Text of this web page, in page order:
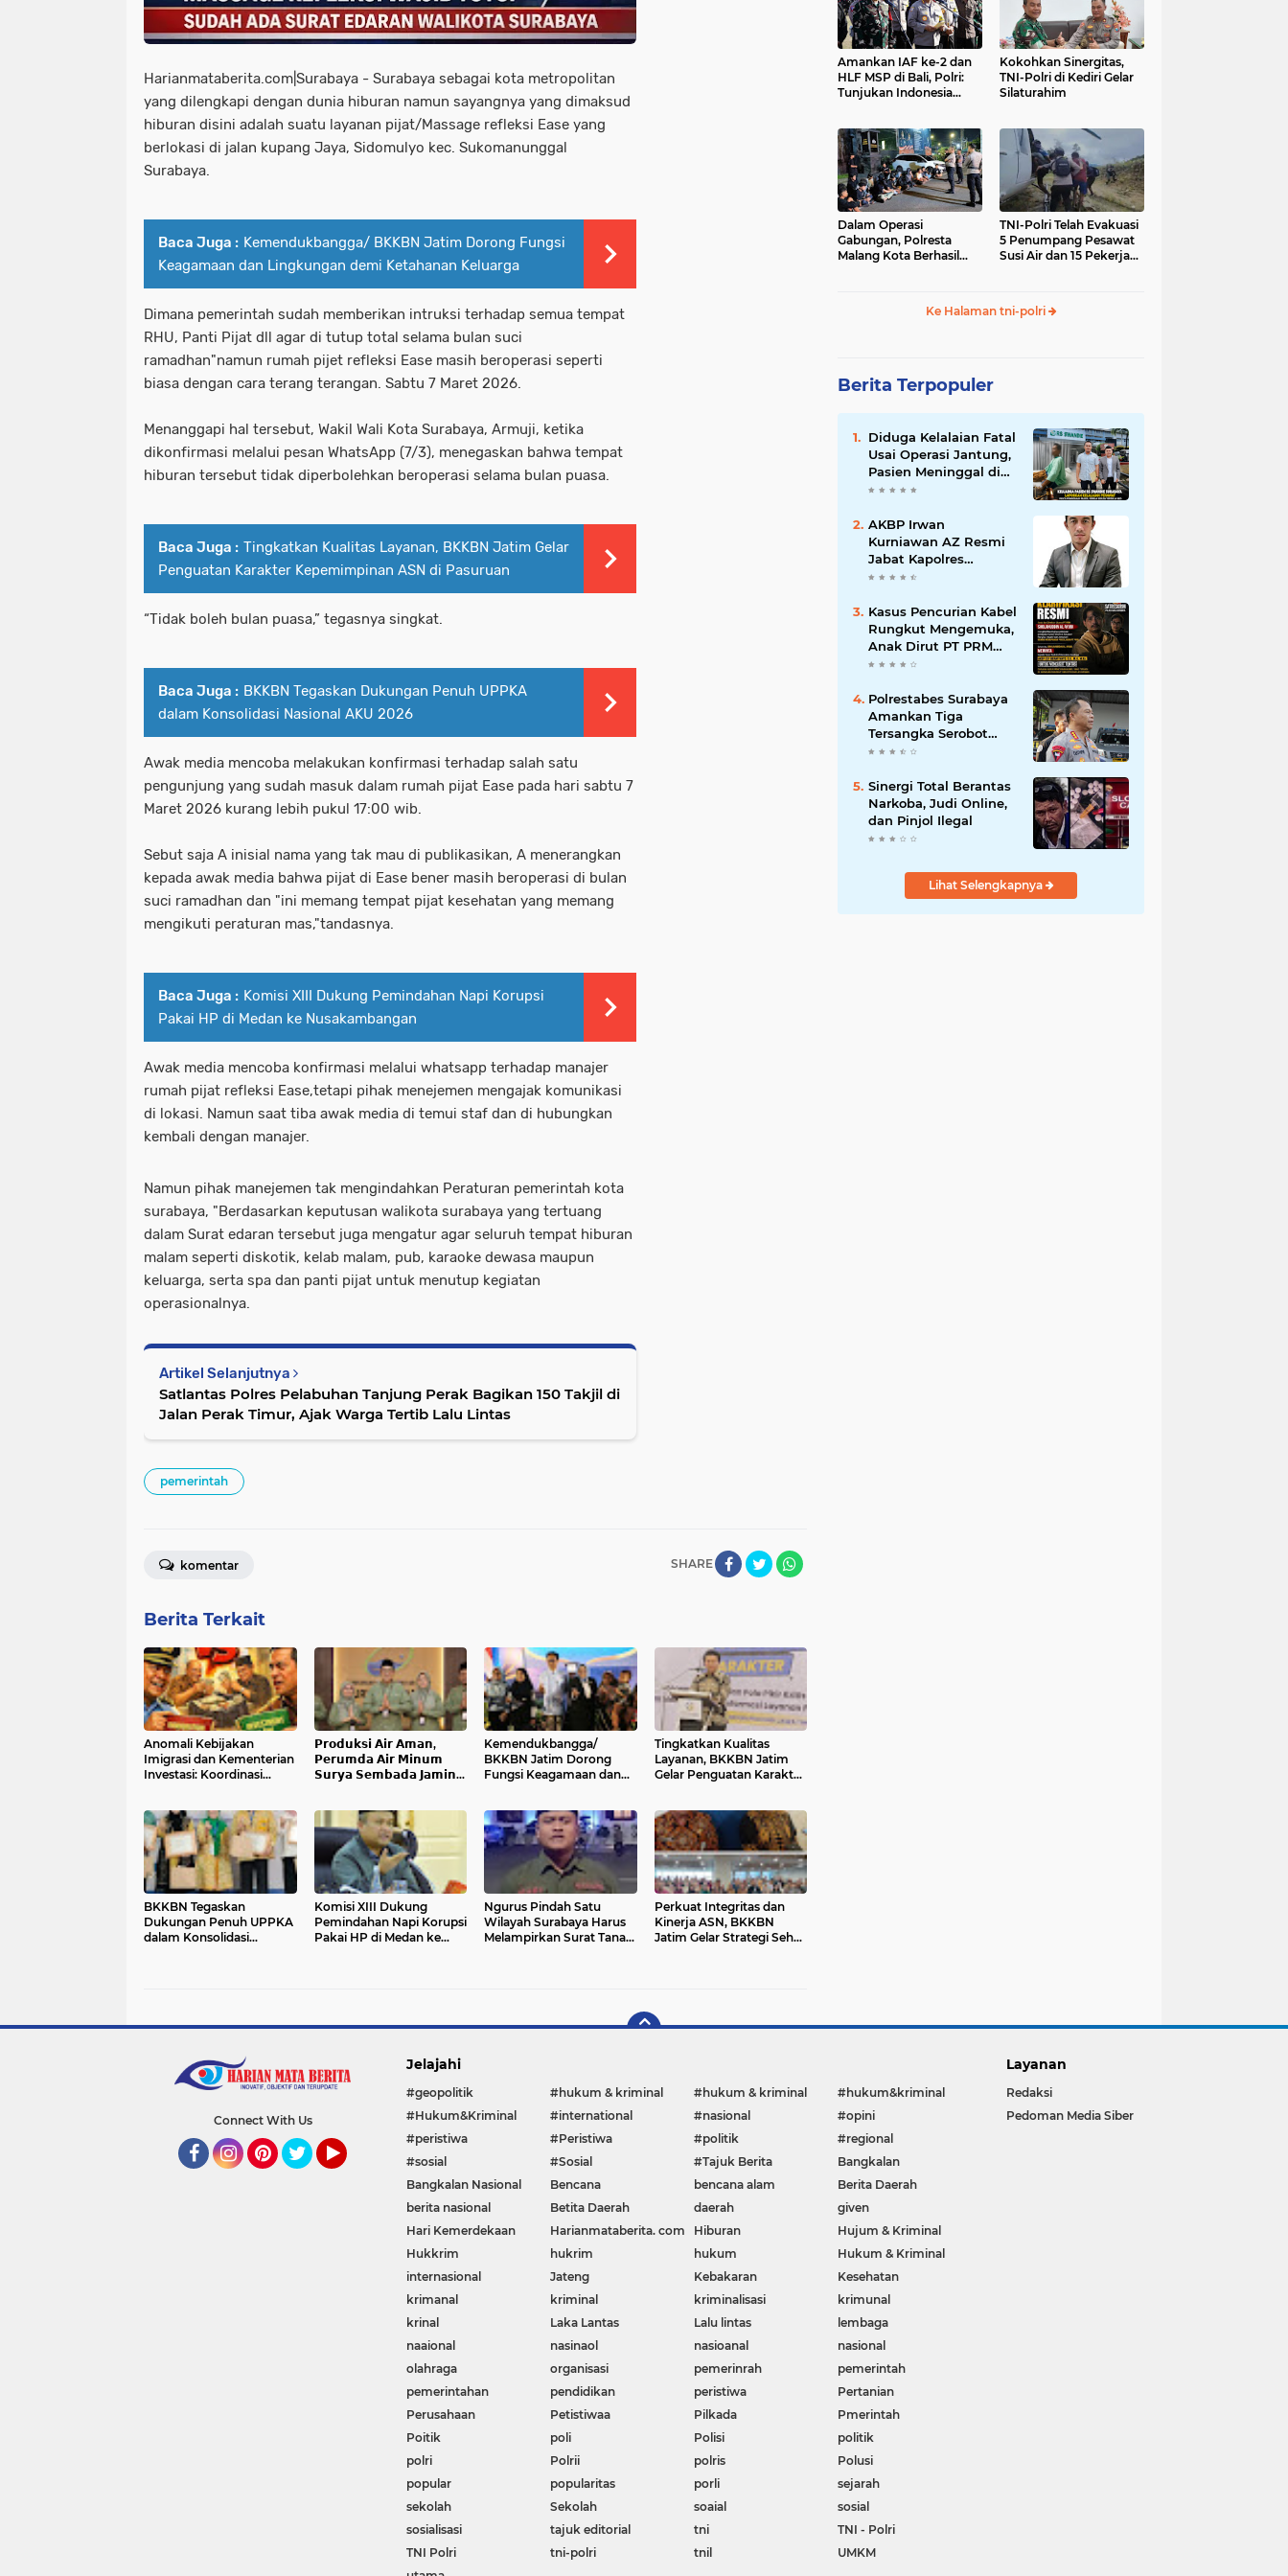
Harianmataberita.com|Surabaya - Surabaya sebagai kota metropolitan
yang dilengkapi dengan dunia hiburan namun sayangnya yang dimaksud
hiburan disini adalah suatu layanan pijat/Massage refleksi Ease yang
berlokasi di jalan kupang Jaya, Sidomulyo kec. Sukomanunggal
Surabaya.
Baca Juga : Kemendukbangga/ BKKBN Jatim Dorong Fungsi
Keagamaan dan Lingkungan demi Ketahanan Keluarga
Dimana pemerintah sudah memberikan intruksi terhadap semua tempat
RHU, Panti Pijat dll agar di tutup total selama bulan suci
ramadhan"namun rumah pijet refleksi Ease masih beroperasi seperti
biasa dengan cara terang terangan. Sabtu 7 Maret 2026.
Menanggapi hal tersebut, Wakil Wali Kota Surabaya, Armuji, ketika
dikonfirmasi melalui pesan WhatsApp (7/3), menegaskan bahwa tempat
hiburan tersebut tidak diperbolehkan beroperasi selama bulan puasa.
Baca Juga : Tingkatkan Kualitas Layanan, BKKBN Jatim Gelar
Penguatan Karakter Kepemimpinan ASN di Pasuruan
“Tidak boleh bulan puasa,” tegasnya singkat.
Baca Juga : BKKBN Tegaskan Dukungan Penuh UPPKA
dalam Konsolidasi Nasional AKU 2026
Awak media mencoba melakukan konfirmasi terhadap salah satu
pengunjung yang sudah masuk dalam rumah pijat Ease pada hari sabtu 7
Maret 2026 kurang lebih pukul 17:00 wib.
Sebut saja A inisial nama yang tak mau di publikasikan, A menerangkan
kepada awak media bahwa pijat di Ease bener masih beroperasi di bulan
suci ramadhan dan "ini memang tempat pijat kesehatan yang memang
mengikuti peraturan mas,"tandasnya.
Baca Juga : Komisi XIII Dukung Pemindahan Napi Korupsi
Pakai HP di Medan ke Nusakambangan
Awak media mencoba konfirmasi melalui whatsapp terhadap manajer
rumah pijat refleksi Ease,tetapi pihak menejemen mengajak komunikasi
di lokasi. Namun saat tiba awak media di temui staf dan di hubungkan
kembali dengan manajer.
Namun pihak manejemen tak mengindahkan Peraturan pemerintah kota
surabaya, "Berdasarkan keputusan walikota surabaya yang tertuang
dalam Surat edaran tersebut juga mengatur agar seluruh tempat hiburan
malam seperti diskotik, kelab malam, pub, karaoke dewasa maupun
keluarga, serta spa dan panti pijat untuk menutup kegiatan
operasionalnya.
Artikel Selanjutnya
Satlantas Polres Pelabuhan Tanjung Perak Bagikan 150 Takjil di
Jalan Perak Timur, Ajak Warga Tertib Lalu Lintas
pemerintah
SHARE
komentar
Berita Terkait
Anomali Kebijakan
Imigrasi dan Kementerian
Investasi: Koordinasi
𝗣𝗿𝗼𝗱𝘂𝗸𝘀𝗶 𝗔𝗶𝗿 𝗔𝗺𝗮𝗻,
𝗣𝗲𝗿𝘂𝗺𝗱𝗮 𝗔𝗶𝗿 𝗠𝗶𝗻𝘂𝗺
𝗦𝘂𝗿𝘆𝗮 𝗦𝗲𝗺𝗯𝗮𝗱𝗮 𝗝𝗮𝗺𝗶𝗻
𝗟𝗲𝗯𝗮𝗿𝗮𝗻
Kemendukbangga/
BKKBN Jatim Dorong
Fungsi Keagamaan dan
Tingkatkan Kualitas
Layanan, BKKBN Jatim
Gelar Penguatan Karakter
BKKBN Tegaskan
Dukungan Penuh UPPKA
dalam Konsolidasi
Komisi XIII Dukung
Pemindahan Napi Korupsi
Pakai HP di Medan ke
Ngurus Pindah Satu
Wilayah Surabaya Harus
Melampirkan Surat Tanah,
Perkuat Integritas dan
Kinerja ASN, BKKBN
Jatim Gelar Strategi Sehat
Amankan IAF ke-2 dan
HLF MSP di Bali, Polri:
Tunjukan Indonesia
Kokohkan Sinergitas,
TNI-Polri di Kediri Gelar
Silaturahim
Dalam Operasi
Gabungan, Polresta
Malang Kota Berhasil
TNI-Polri Telah Evakuasi
5 Penumpang Pesawat
Susi Air dan 15 Pekerja
Ke Halaman tni-polri
Berita Terpopuler
Diduga Kelalaian Fatal
Usai Operasi Jantung,
Pasien Meninggal di
Ruang ICU, Keluarga
Soewandhie
Bertanggung Jawab
AKBP Irwan
Kurniawan AZ Resmi
Jabat Kapolres
Pelabuhan Tanjung
Redaksi
HarianMataBerita.com
Sampaikan Ucapan
Selamat
Kasus Pencurian Kabel
Rungkut Mengemuka,
Anak Dirut PT PRM
Minta Satreskrim
Usut Hingga Tuntas
Polrestabes Surabaya
Amankan Tiga
Tersangka Serobot
Ruko di Ngagel
Sinergi Total Berantas
Narkoba, Judi Online,
dan Pinjol Ilegal
Lihat Selengkapnya
Connect With Us
Jelajahi
#geopolitik #hukum & kriminal #hukum & kriminal
#hukum&kriminal
#Hukum&Kriminal
#international #nasional
#opini
#peristiwa
#Peristiwa #politik
#regional
#sosial
#Sosial #Tajuk Berita
Bangkalan
Bangkalan Nasional
Bencana bencana alam
Berita Daerah
berita nasional
Betita Daerah daerah
given
Hari Kemerdekaan
Harianmataberita. com Hiburan
Hujum & Kriminal
Hukkrim
hukrim hukum
Hukum & Kriminal
internasional
Jateng Kebakaran
Kesehatan
krimanal
kriminal kriminalisasi
krimunal
krinal
Laka Lantas Lalu lintas
lembaga
naaional
nasinaol nasioanal
nasional
olahraga
organisasi pemerinrah
pemerintah
pemerintahan
pendidikan peristiwa
Pertanian
Perusahaan
Petistiwaa Pilkada
Pmerintah
Poitik
poli Polisi
politik
polri
Polrii polris
Polusi
popular
popularitas porli
sejarah
sekolah
Sekolah soaial
sosial
sosialisasi
tajuk editorial tni
TNI - Polri
TNI Polri
tni-polri tnil
UMKM
Layanan
Redaksi
Pedoman Media Siber